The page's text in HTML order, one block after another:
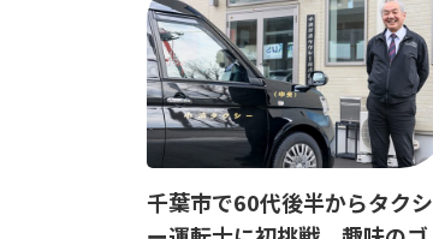
千葉市で60代後半からタクシ